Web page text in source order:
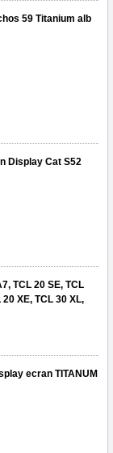
59 Titanium alb
Display Cat S52
TCL 20 SE, TCL
XE, TCL 30 XL,
ecran TITANUM